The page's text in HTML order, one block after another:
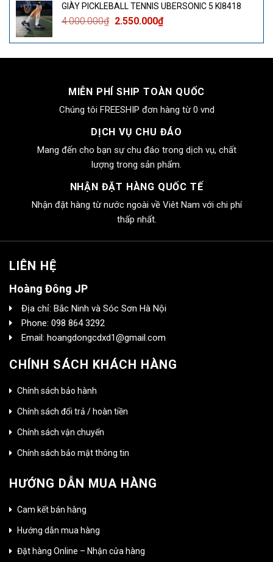
4.000.000₫.là:
2.550.000₫.
GIÀY PICKLEBALL TENNIS UBERSONIC 5 KI8418
4.000.000₫ Giá
là:
4.000.000₫.
2.550.000₫Giá
tại
là:
MIỄN PHÍ SHIP TOÀN QUỐC
Chúng tôi FREESHIP đơn hàng từ 0 vnd
DỊCH VỤ CHU ĐÁO
Mang đến cho bạn sự chu đáo trong dịch vụ, chất
lượng trong sản phẩm.
NHẬN ĐẶT HÀNG QUỐC TẾ
Nhận đặt hàng từ nước ngoài về Viêt Nam với chi phí
thấp nhất.
LIÊN HỆ
Hoàng Đông JP
Địa chỉ: Bắc Ninh và Sóc Sơn Hà Nội
Phone: 098 864 3292
Email: hoangdongcdxd1@gmail.com
CHÍNH SÁCH KHÁCH HÀNG
Chính sách bảo hành
Chính sách đổi trả / hoàn tiền
Chính sách vận chuyển
Chính sách bảo mật thông tin
HƯỚNG DẪN MUA HÀNG
Cam kết bán hàng
Hướng dẫn mua hàng
Đặt hàng Online – Nhận cửa hàng